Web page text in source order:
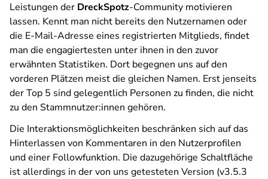
Leistungen der DreckSpotz-Community motivieren
lassen. Kennt man nicht bereits den Nutzernamen oder
die E-Mail-Adresse eines registrierten Mitglieds, findet
man die engagiertesten unter ihnen in den zuvor
erwähnten Statistiken. Dort begegnen uns auf den
vorderen Plätzen meist die gleichen Namen. Erst jenseits
der Top 5 sind gelegentlich Personen zu finden, die nicht
zu den Stammnutzer:innen gehören.
Die Interaktionsmöglichkeiten beschränken sich auf das
Hinterlassen von Kommentaren in den Nutzerprofilen
und einer Followfunktion. Die dazugehörige Schaltfläche
ist allerdings in der von uns getesteten Version (v3.5.3